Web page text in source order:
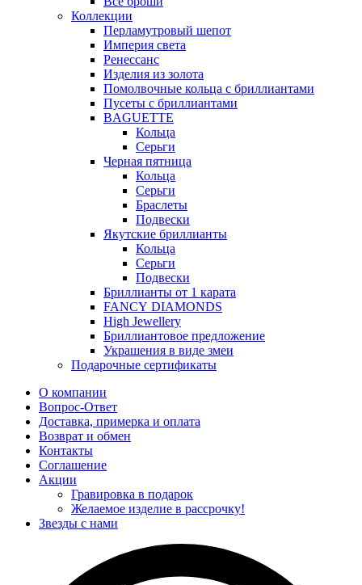
Коллекции
Перламутровый шепот
Империя света
Ренессанс
Изделия из золота
Помолвочные кольца с бриллиантами
Пусеты с бриллиантами
BAGUETTE
Кольца
Серьги
Черная пятница
Кольца
Серьги
Браслеты
Подвески
Якутские бриллианты
Кольца
Серьги
Подвески
Бриллианты от 1 карата
FANCY DIAMONDS
High Jewellery
Бриллиантовое предложение
Украшения в виде змеи
Подарочные сертификаты
О компании
Вопрос-Ответ
Доставка, примерка и оплата
Возврат и обмен
Контакты
Соглашение
Акции
Гравировка в подарок
Желаемое изделие в рассрочку!
Звезды с нами